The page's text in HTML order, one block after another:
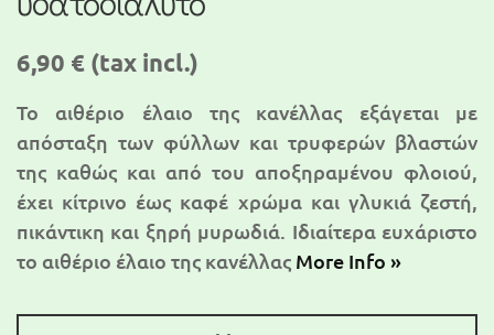
6,90 € (tax incl.)
Το αιθέριο έλαιο της κανέλλας εξάγεται με
απόσταξη των φύλλων και τρυφερών βλαστών
της καθώς και από του αποξηραμένου φλοιού,
έχει κίτρινο έως καφέ χρώμα και γλυκιά ζεστή,
πικάντικη και ξηρή μυρωδιά. Ιδιαίτερα ευχάριστο
το αιθέριο έλαιο της κανέλλας More Info »